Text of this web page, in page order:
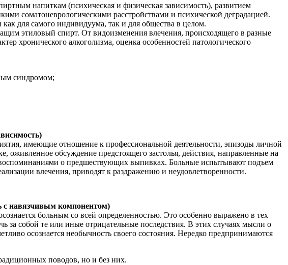
напиткам (психическая и физическая зависимость), развитием
соматоневрологическими расстройствами и психической деградацией.
для самого индивидуума, так и для общества в целом.
этиловый спирт. От видоизменения влечения, происходящего в разные
хронического алкоголизма, оценка особенностей патологического
синдромом;
имеющие отношение к профессиональной деятельности, эпизоды личной
обсуждение предстоящего застолья, действия, направленные на
о предшествующих выпивках. Больные испытывают подъем
влечения, приводят к раздражению и неудовлетворенности.
с навязчивым компонентом)
больным со всей определенностью. Это особенно выражено в тех
за собой те или иные отрицательные последствия. В этих случаях мысли о
осознается необычность своего состояния. Нередко предпринимаются
поводов, но и без них.